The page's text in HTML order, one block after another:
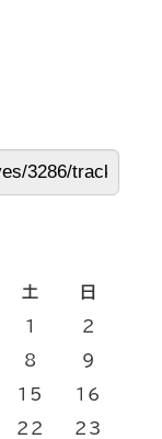
土 日
1 2
8 9
15 16
22 23